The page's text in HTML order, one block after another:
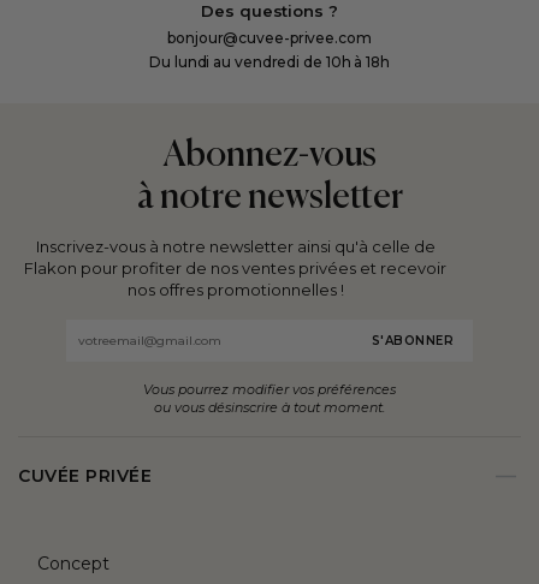
Des questions ?
bonjour@cuvee-privee.com
Du lundi au vendredi de 10h à 18h
Abonnez-vous
à notre newsletter
Inscrivez-vous à notre newsletter ainsi qu'à celle de
Flakon pour profiter de nos ventes privées et recevoir
nos offres promotionnelles !
Email
Vous pourrez modifier vos préférences
ou vous désinscrire à tout moment.
CUVÉE PRIVÉE
Concept